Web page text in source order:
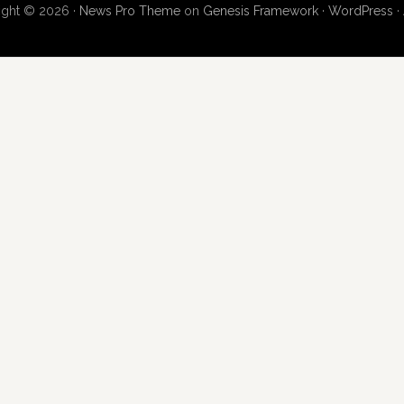
© 2026 · News Pro Themeon Genesis Framework· WordPress ·